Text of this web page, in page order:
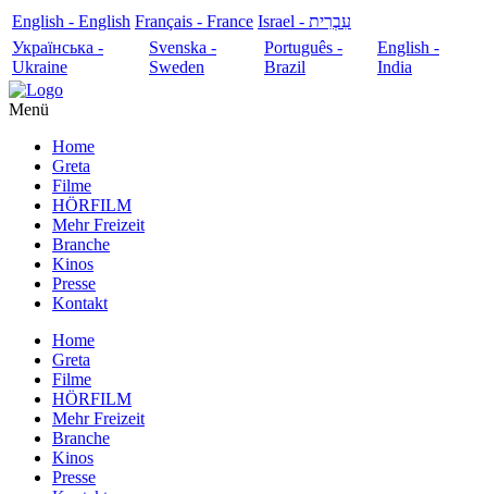
English - English Français - France
עִבְרִית - Israel
Українська -
Ukraine
Svenska -
Sweden
Português -
Brazil
English -
India
Menü
Home
Greta
Filme
HÖRFILM
Mehr Freizeit
Branche
Kinos
Presse
Kontakt
Home
Greta
Filme
HÖRFILM
Mehr Freizeit
Branche
Kinos
Presse